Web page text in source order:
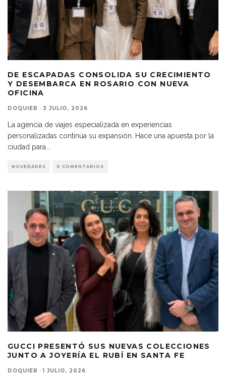
DE ESCAPADAS CONSOLIDA SU CRECIMIENTO
Y DESEMBARCA EN ROSARIO CON NUEVA
OFICINA
DOQUIER · 3 JULIO, 2026
La agencia de viajes especializada en experiencias
personalizadas continúa su expansión. Hace una apuesta por la
ciudad para
NOVEDADES 0 COMENTARIOS
GUCCI PRESENTÓ SUS NUEVAS COLECCIONES
JUNTO A JOYERÍA EL RUBÍ EN SANTA FE
DOQUIER · 1 JULIO, 2026